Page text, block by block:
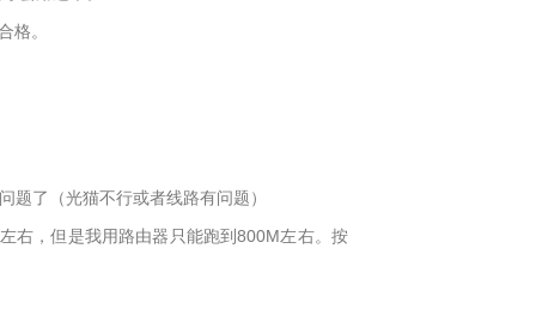
格。
了（光猫不行或者线路有问题）
右，但是我用路由器只能跑到800M左右。按